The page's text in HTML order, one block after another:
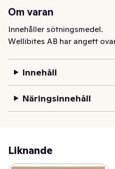
Om varan
Innehåller sötningsmedel.
Wellibites AB har angett
Innehåll
Näringsinnehåll
Liknande